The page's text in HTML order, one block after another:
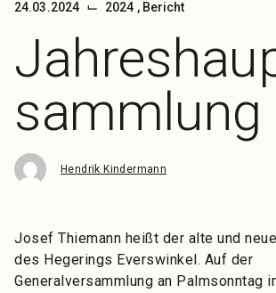
24.03.2024 ⌙ 2024 , Bericht
sammlung
Hendrik Kindermann
Josef Thiemann heißt der alte und
des Hegerings Everswinkel. Auf der
Generalversammlung an Palmsonntag